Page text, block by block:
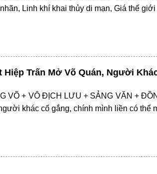
Linh khí khai thủy di mạn, Giá thế
Hiệp Trấn Mở Võ Quán, Người
VÕ + VÔ ĐỊCH LƯU + SẢNG VĂN +
khác cố gắng, chính mình liền có